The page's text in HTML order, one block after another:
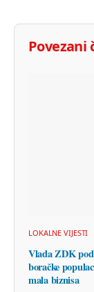
Povezani
LOKALNE VIJESTI
Vlada ZDK
boračke
mala biznisa